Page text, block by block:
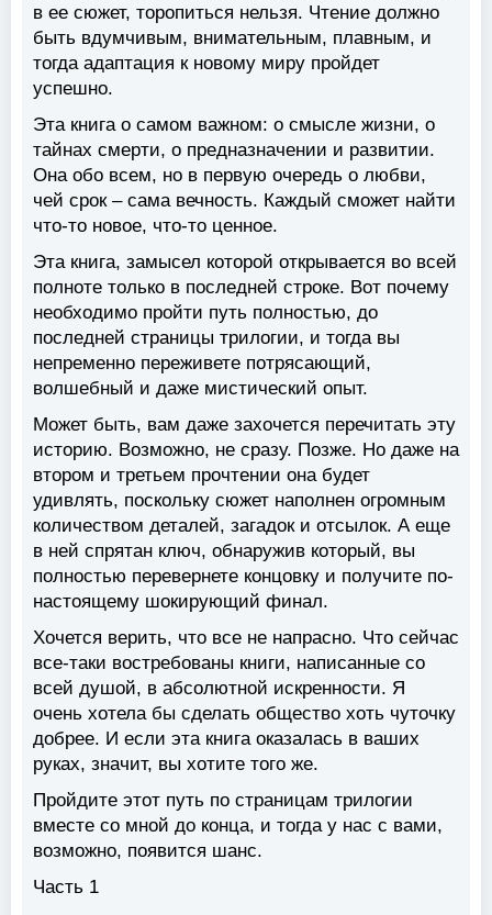
в ее сюжет, торопиться нельзя. Чтение должно
быть вдумчивым, внимательным, плавным, и
тогда адаптация к новому миру пройдет
успешно.
Эта книга о самом важном: о смысле жизни, о
тайнах смерти, о предназначении и развитии.
Она обо всем, но в первую очередь о любви,
чей срок – сама вечность. Каждый сможет найти
что-то новое, что-то ценное.
Эта книга, замысел которой открывается во всей
полноте только в последней строке. Вот почему
необходимо пройти путь полностью, до
последней страницы трилогии, и тогда вы
непременно переживете потрясающий,
волшебный и даже мистический опыт.
Может быть, вам даже захочется перечитать эту
историю. Возможно, не сразу. Позже. Но даже на
втором и третьем прочтении она будет
удивлять, поскольку сюжет наполнен огромным
количеством деталей, загадок и отсылок. А еще
в ней спрятан ключ, обнаружив который, вы
полностью перевернете концовку и получите по-
настоящему шокирующий финал.
Хочется верить, что все не напрасно. Что сейчас
все-таки востребованы книги, написанные со
всей душой, в абсолютной искренности. Я
очень хотела бы сделать общество хоть чуточку
добрее. И если эта книга оказалась в ваших
руках, значит, вы хотите того же.
Пройдите этот путь по страницам трилогии
вместе со мной до конца, и тогда у нас с вами,
возможно, появится шанс.
Часть 1